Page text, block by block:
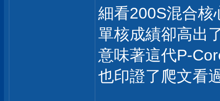
細看200S混合核
單核成績卻高出
意味著這代P-
也印證了爬文看